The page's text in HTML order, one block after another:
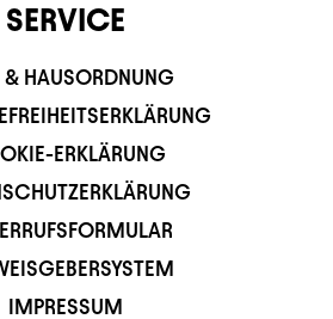
SERVICE
& HAUSORDNUNG
ERKLÄRUNG
IMPRESSUM